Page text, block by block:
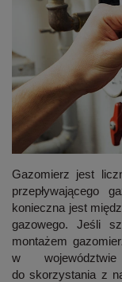
Gazomierz jest
przepływającego
konieczna jest
gazowego. Jeśli
montażem
w województwie
do skorzystania z